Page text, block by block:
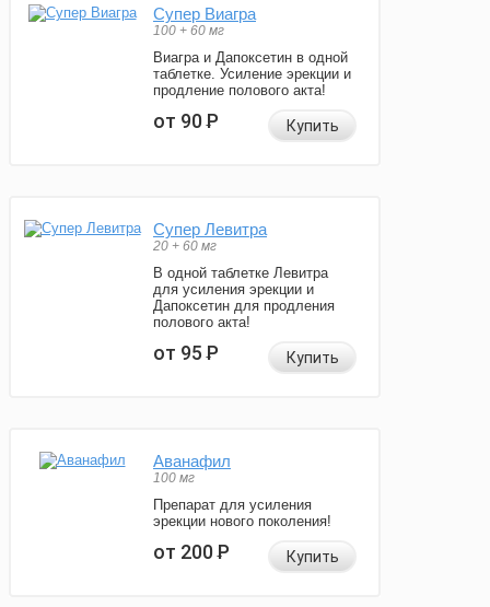
Супер Виагра
100 + 60 мг
Виагра и Дапоксетин в одной
таблетке. Усиление эрекции и
продление полового акта!
от 90Р Купить
Супер Левитра
20 + 60 мг
В одной таблетке Левитра
для усиления эрекции и
Дапоксетин для продления
полового акта!
от 95Р Купить
Аванафил
100 мг
Препарат для усиления
эрекции нового поколения!
от 200Р Купить